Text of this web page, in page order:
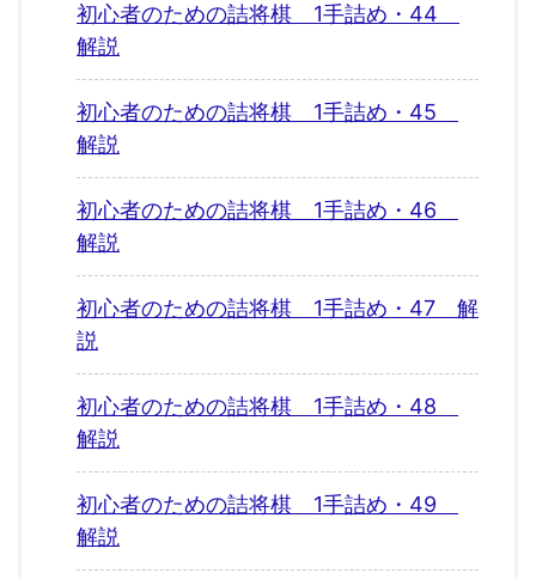
初心者のための詰将棋 1手詰め・44
解説
初心者のための詰将棋 1手詰め・45
解説
初心者のための詰将棋 1手詰め・46
解説
初心者のための詰将棋 1手詰め・47 解
説
初心者のための詰将棋 1手詰め・48
解説
初心者のための詰将棋 1手詰め・49
解説